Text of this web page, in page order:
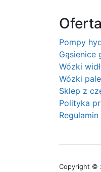
Oferta
Pompy
Gąsienice
Wózki
Wózki
Sklep z
Polityka
Copyright ©